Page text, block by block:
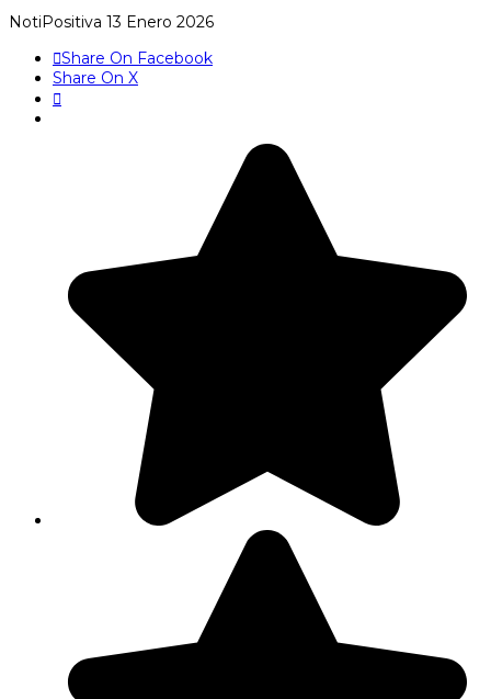
NotiPositiva 13 Enero 2026
Share On Facebook
Share On X